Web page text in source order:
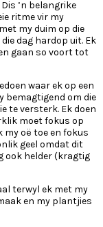
’n belangrike
ritme vir my
my duim op die
dag hardop uit. Ek
gaan so voort tot
waar ek op een
bemagtigend om die
te versterk. Ek doen
moet fokus op
my oë toe en fokus
geel omdat dit
ook helder (kragtig
terwyl ek met my
en my plantjies